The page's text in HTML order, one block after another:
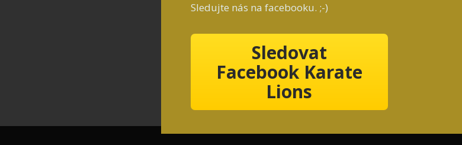
Sledujte nás na facebooku. ;-)
Sledovat
Facebook Karate
Lions